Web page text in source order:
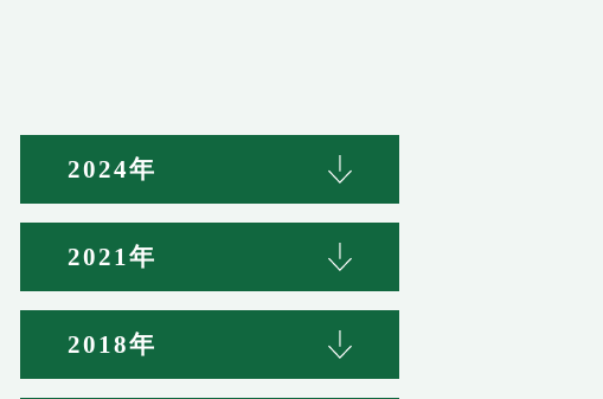
2024年
2021年
2018年